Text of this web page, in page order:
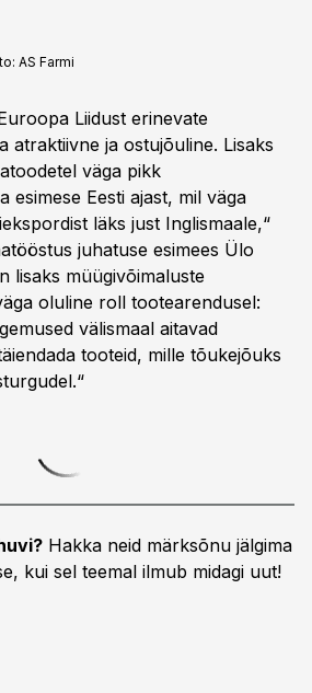
AS Farmi
Liidust erinevate
atraktiivne ja ostujõuline. Lisaks
väga pikk
esimese Eesti ajast, mil väga
läks just Inglismaale,“
juhatuse esimees Ülo
lisaks müügivõimaluste
oluline roll tootearendusel:
välismaal aitavad
tooteid, mille tõukejõuks
Hakka neid märksõnu jälgima
kui sel teemal ilmub midagi uut!